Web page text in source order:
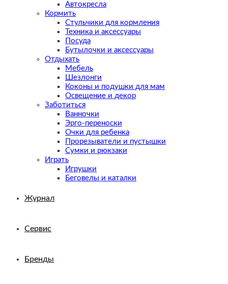
Автокресла
Кормить
Стульчики для кормления
Техника и аксессуары
Посуда
Бутылочки и аксессуары
Отдыхать
Мебель
Шезлонги
Коконы и подушки для мам
Освещение и декор
Заботиться
Ванночки
Эрго-переноски
Очки для ребенка
Прорезыватели и пустышки
Сумки и рюкзаки
Играть
Игрушки
Беговелы и каталки
Журнал
Сервис
Бренды